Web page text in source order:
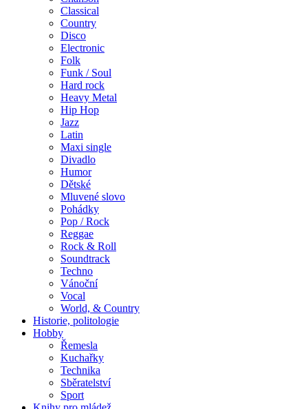
Classical
Country
Disco
Electronic
Folk
Funk / Soul
Hard rock
Heavy Metal
Hip Hop
Jazz
Latin
Maxi single
Divadlo
Humor
Dětské
Mluvené slovo
Pohádky
Pop / Rock
Reggae
Rock & Roll
Soundtrack
Techno
Vánoční
Vocal
World, & Country
Historie, politologie
Hobby
Řemesla
Kuchařky
Technika
Sběratelství
Sport